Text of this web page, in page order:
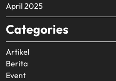
April 2025
Categories
Artikel
Berita
Event